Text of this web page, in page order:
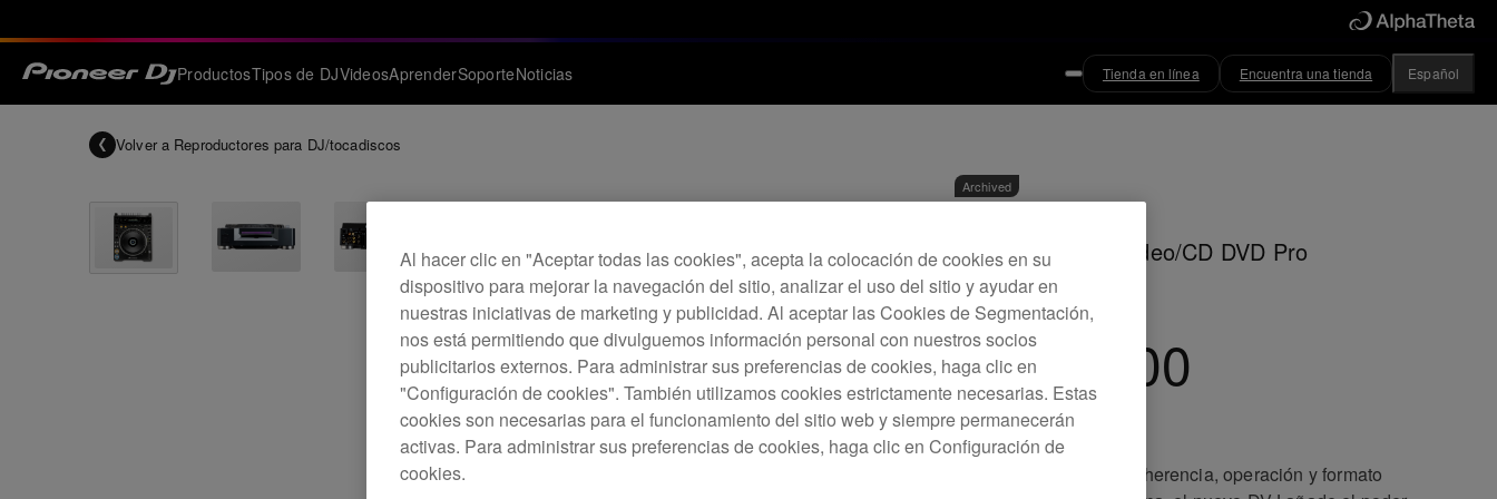
ProductosTipos de DJVideosAprenderSoporteNoticias Tienda en línea Encuentra una tienda Español
Volver a Reproductores para DJ/tocadiscos
Archived
Reproductor de Video/CD DVD Pro
DVJ-1000
Incorporando la misma herencia, operación y formato
Al hacer clic en "Aceptar todas las cookies", acepta la colocación de cookies en su
dispositivo para mejorar la navegación del sitio, analizar el uso del sitio y ayudar en
nuestras iniciativas de marketing y publicidad. Al aceptar las Cookies de Segmentación,
nos está permitiendo que divulguemos información personal con nuestros socios
publicitarios externos. Para administrar sus preferencias de cookies, haga clic en
"Configuración de cookies". También utilizamos cookies estrictamente necesarias. Estas
cookies son necesarias para el funcionamiento del sitio web y siempre permanecerán
activas. Para administrar sus preferencias de cookies, haga clic en Configuración de
cookies.